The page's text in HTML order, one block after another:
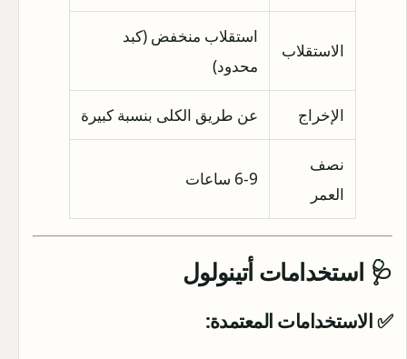
الاستقلاب
استقلاب منخفض (كبد
محدود)
الإخراج عن طريق الكلى بنسبة كبيرة
نصف
العمر
6-9 ساعات
🩺 استخدامات أتينولول
✅ الاستخدامات المعتمدة: